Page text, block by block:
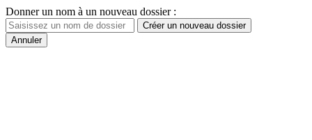
Donner un nom à un nouveau dossier :
Créer un nouveau dossier
Annuler